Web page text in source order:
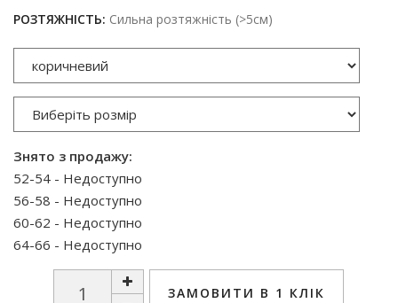
РОЗТЯЖНІСТЬ: Сильна розтяжність (>5см)
Знято з продажу:
52-54 - Недоступно
56-58 - Недоступно
60-62 - Недоступно
64-66 - Недоступно
ЗАМОВИТИ В 1 КЛІК